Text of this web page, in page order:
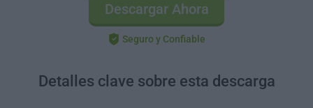
Descargar Ahora
Seguro y Confiable
Detalles clave sobre esta descarga